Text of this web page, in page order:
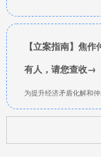
【立案指南】焦
有人，请您查收→
为提升经济矛盾化解和